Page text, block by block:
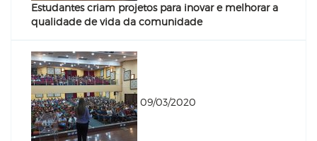
Estudantes criam projetos para inovar e melhorar a
qualidade de vida da comunidade
09/03/2020